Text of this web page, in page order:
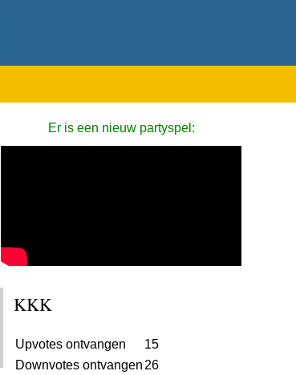
Er is een nieuw partyspel:
KKK
Upvotes ontvangen
15
Downvotes ontvangen 26